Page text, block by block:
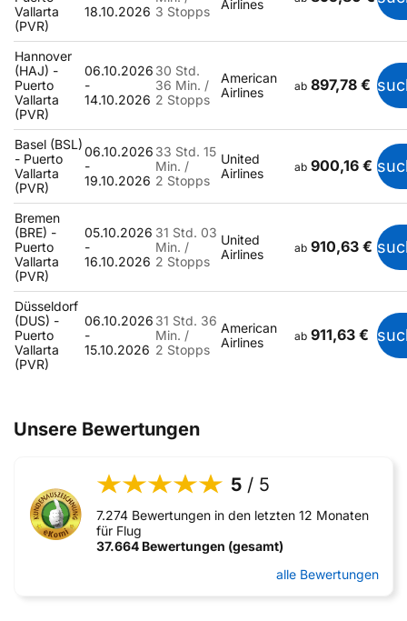
Vallarta
(PVR)
18.10.2026 3 Stopps
Airlines
Hannover
(HAJ) -
Puerto
Vallarta
(PVR)
06.10.2026
-
14.10.2026
30 Std.
36 Min. /
2 Stopps
American
Airlines
ab 897,78 €
Basel (BSL)
- Puerto
Vallarta
(PVR)
06.10.2026
-
19.10.2026
33 Std. 15
Min. /
2 Stopps
United
Airlines
ab 900,16 €
Bremen
(BRE) -
Puerto
Vallarta
(PVR)
05.10.2026
-
16.10.2026
31 Std. 03
Min. /
2 Stopps
United
Airlines
ab 910,63 €
Düsseldorf
(DUS) -
Puerto
Vallarta
(PVR)
06.10.2026
-
15.10.2026
31 Std. 36
Min. /
2 Stopps
American
Airlines
ab 911,63 €
Unsere Bewertungen
5 / 5
7.274 Bewertungen in den letzten 12 Monaten
für Flug
37.664 Bewertungen (gesamt)
alle Bewertungen